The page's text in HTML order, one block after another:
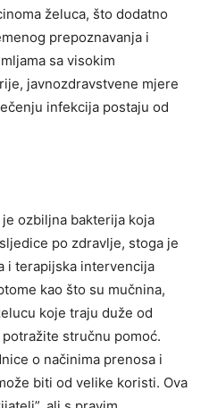
želuca, što dodatno
prepoznavanja i
sa visokim
javnozdravstvene mjere
infekcija postaju od
ozbiljna bakterija koja
po zdravlje, stoga je
i terapijska intervencija
kao što su mučnina,
koje traju duže od
stručnu pomoć.
o načinima prenosa i
biti od velike koristi. Ova